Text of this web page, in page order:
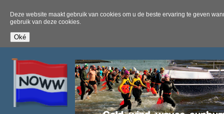
Deze website maakt gebruik van cookies om u de beste ervaring te geven
gebruik van deze cookies.